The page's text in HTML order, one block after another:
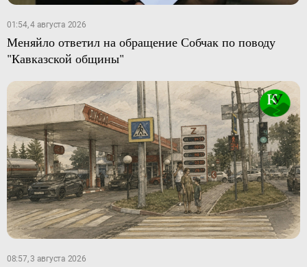
01:54, 4 августа 2026
Меняйло ответил на обращение Собчак по поводу
"Кавказской общины"
08:57, 3 августа 2026